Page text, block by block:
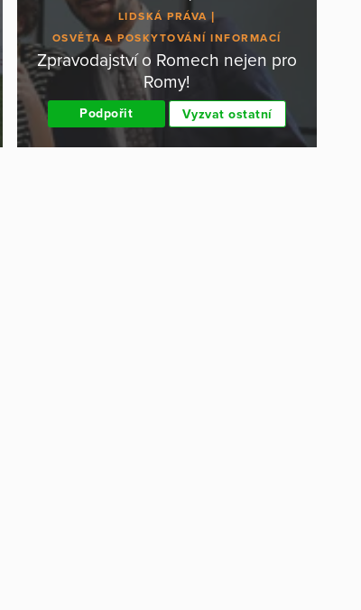
LIDSKÁ PRÁVA
OSVĚTA A POSKYTOVÁNÍ INFORMACÍ
Zpravodajství o Romech nejen pro
Romy!
Podpořit Vyzvat ostatní